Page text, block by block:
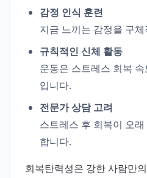
감정 인식 훈련
지금 느끼는 감정을 구
규칙적인 신체 활동
운동은 스트레스 회복
입니다.
전문가 상담 고려
스트레스 후 회복이 오
합니다.
회복탄력성은 강한 사람만